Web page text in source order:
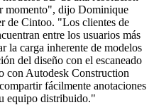
momento", dijo Dominique
de Cintoo. "Los clientes de
entre los usuarios más
la carga inherente de modelos
del diseño con el escaneado
con Autodesk Construction
fácilmente anotaciones
equipo distribuido."